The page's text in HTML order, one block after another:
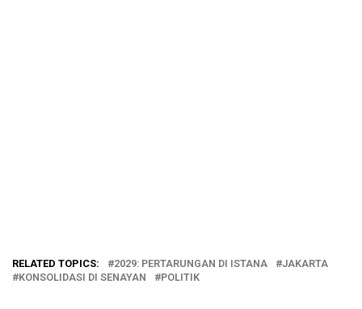
RELATED TOPICS: 2029: PERTARUNGAN DI ISTANA
JAKARTA
KONSOLIDASI DI SENAYAN
POLITIK